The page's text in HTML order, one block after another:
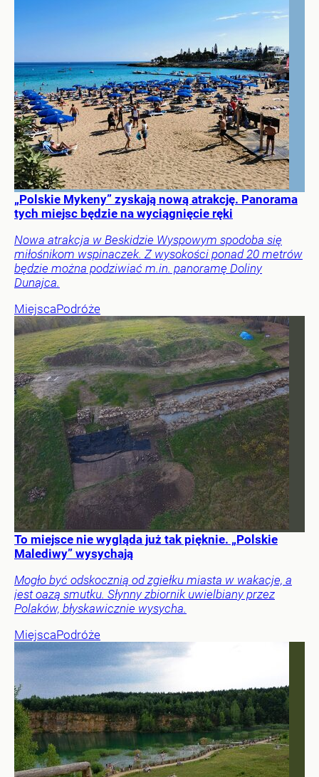
„Polskie Mykeny” zyskają nową atrakcję. Panorama
tych miejsc będzie na wyciągnięcie ręki
Nowa atrakcja w Beskidzie Wyspowym spodoba się
miłośnikom wspinaczek. Z wysokości ponad 20 metrów
będzie można podziwiać m.in. panoramę Doliny
Dunajca.
MiejscaPodróże
To miejsce nie wygląda już tak pięknie. „Polskie
Malediwy” wysychają
Mogło być odskocznią od zgiełku miasta w wakacje, a
jest oazą smutku. Słynny zbiornik uwielbiany przez
Polaków, błyskawicznie wysycha.
MiejscaPodróże